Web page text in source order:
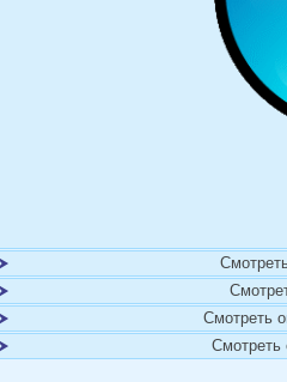
Смотреть
Смотреть